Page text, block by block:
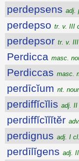
perdepsens adj.
perdepso tr. v. III
perdepsor tr. v.
Perdicca masc.
Perdiccas masc.
perdīcĭum nt.
perdiffĭcĭlis adj. II
perdiffĭcĭlĭtĕr adv.
perdignus adj. I cl.
perdīlĭgens adj.